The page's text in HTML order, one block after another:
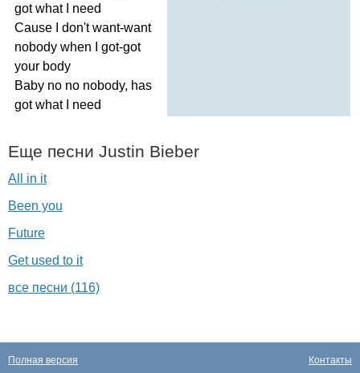
got what
need
Cause
don't want-want
nobody when
got-got
your body
Baby no no nobody, has
got what need
Еще песни Justin Bieber
All in it
Been you
Future
Get used to it
все песни (116)
Контакты
Полная версия